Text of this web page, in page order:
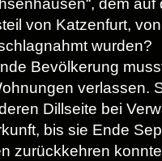
dem
von Katzenfurt,
wurden?
Bevölkerung
verlassen.
Dillseite bei
bis sie Ende
zurückkehren